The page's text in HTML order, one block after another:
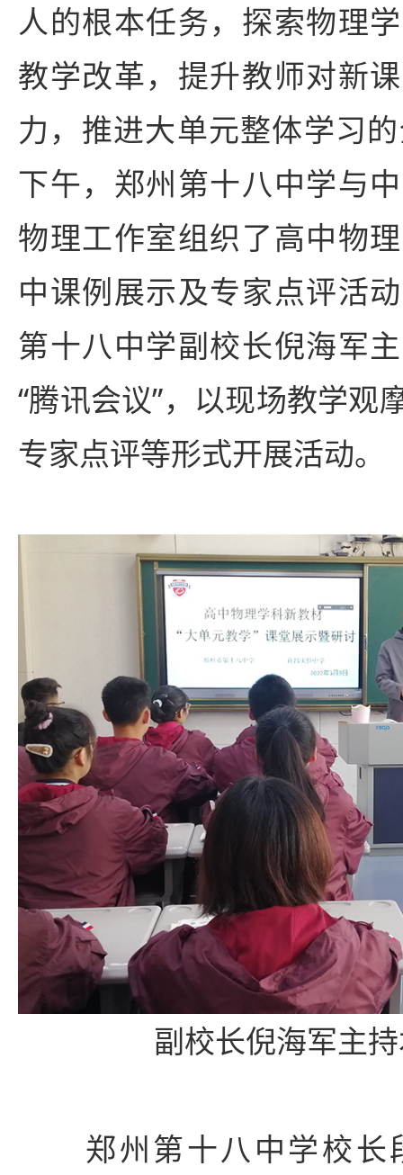
人的根本任务，探索物理
教学改革，提升教师对新
力，推进大单元整体学习
下午，郑州第十八中学与
物理工作室组织了高中物
中课例展示及专家点评活
第十八中学副校长倪海军
“腾讯会议”，以现场教学观
专家点评等形式开展活动。
副校长倪海军主
郑州第十八中学校长